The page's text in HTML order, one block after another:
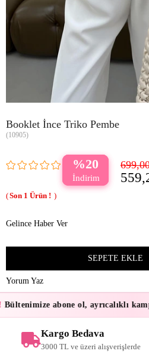
Booklet İnce Triko Pembe
(10905)
20
1
Gelince Haber Ver
Yorum Yaz
Bültenimize abone ol, ayrıcalıklı
Kargo Bedava
3000 TL ve üzeri alışverişlerde